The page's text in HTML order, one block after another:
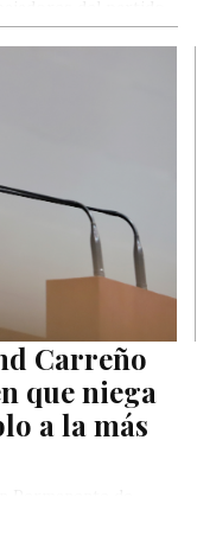
nueva arremetida
Carreño
que niega
a la más